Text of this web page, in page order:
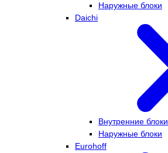
Наружные блоки
Daichi
Внутренние блоки
Наружные блоки
Eurohoff